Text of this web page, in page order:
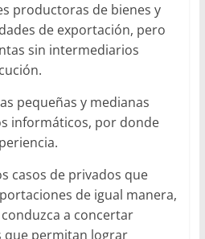
productoras de bienes y
de exportación, pero
sin intermediarios
pequeñas y medianas
informáticos, por donde
casos de privados que
de igual manera,
a concertar
que permitan lograr